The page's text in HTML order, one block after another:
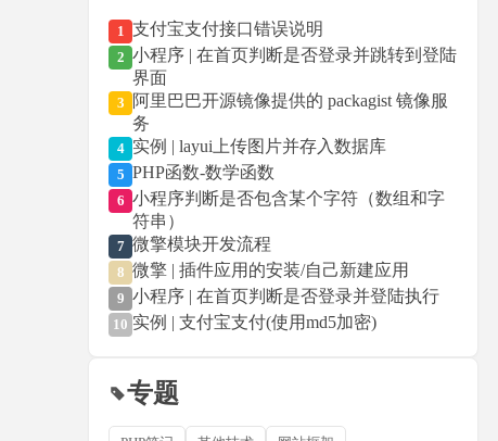
1 支付宝支付接口错误说明
2 小程序 | 在首页判断是否登录并跳转到登陆
界面
3
阿里巴巴开源镜像提供的 packagist 镜像服
务
4 实例 | layui上传图片并存入数据库
5 PHP函数-数学函数
6 小程序判断是否包含某个字符（数组和字
符串）
7 微擎模块开发流程
8 微擎 | 插件应用的安装/自己新建应用
9 小程序 | 在首页判断是否登录并登陆执行
10 实例 | 支付宝支付(使用md5加密)
专题